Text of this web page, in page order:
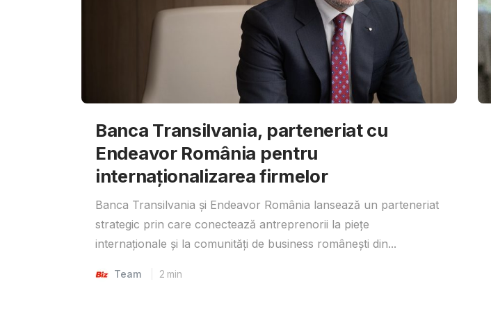
Banca Transilvania, parteneriat cu
Endeavor România pentru
internaționalizarea firmelor
Banca Transilvania și Endeavor România lansează un parteneriat
strategic prin care conectează antreprenorii la piețe
internaționale și la comunități de business românești din...
Team 2 min